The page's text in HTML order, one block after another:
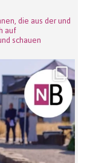
die aus der und
auf
schauen